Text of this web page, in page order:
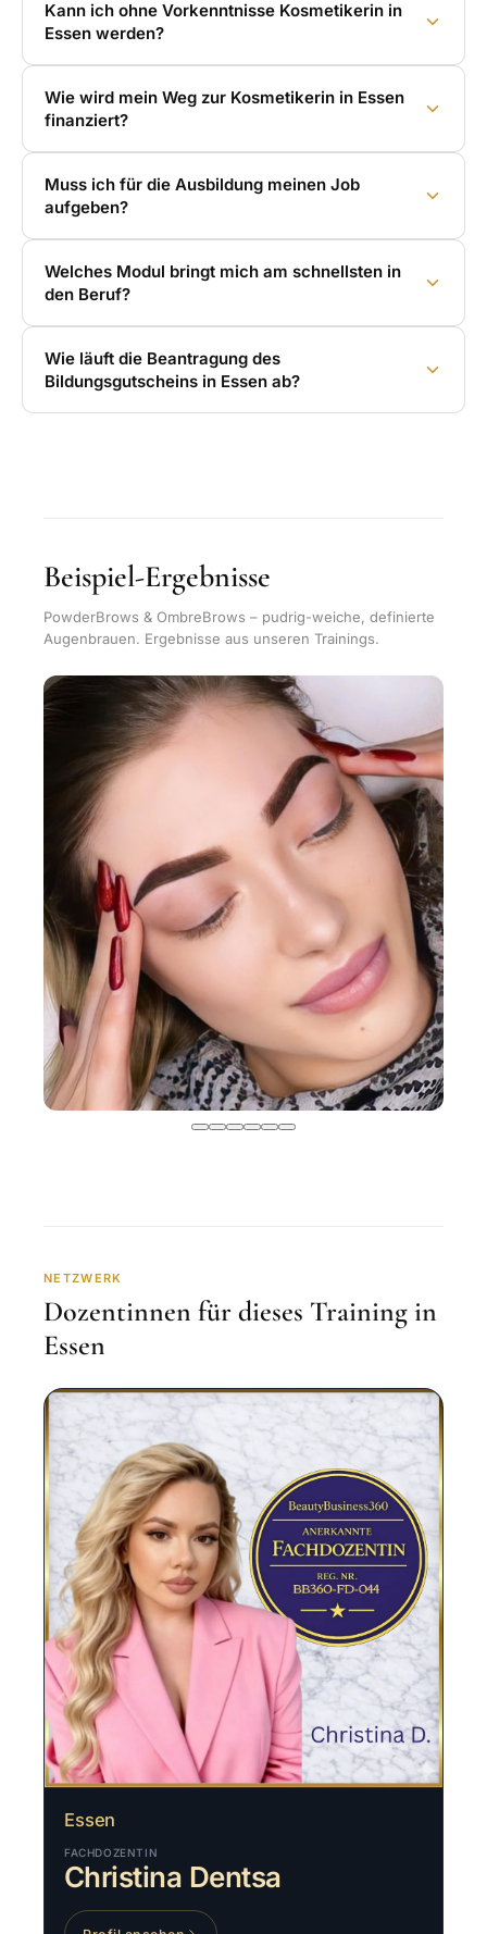
Kann ich ohne Vorkenntnisse Kosmetikerin in
Essen werden?
Wie wird mein Weg zur Kosmetikerin in Essen
finanziert?
Muss ich für die Ausbildung meinen Job
aufgeben?
Welches Modul bringt mich am schnellsten in
den Beruf?
Wie läuft die Beantragung des
Bildungsgutscheins in Essen ab?
Beispiel-Ergebnisse
PowderBrows & OmbreBrows – pudrig-weiche, definierte
Augenbrauen. Ergebnisse aus unseren Trainings.
NETZWERK
Dozentinnen für dieses Training in
Essen
Essen
FACHDOZENTIN
Christina Dentsa